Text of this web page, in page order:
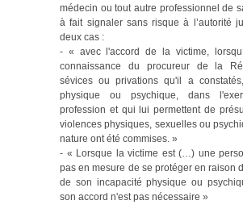
médecin ou tout autre professionnel de
à fait signaler sans risque à l’autorité
deux cas :
- « avec l'accord de la victime,
connaissance du procureur de la
sévices ou privations qu'il a
physique ou psychique, dans
profession et qui lui permettent de
violences physiques, sexuelles ou
nature ont été commises. »
- « Lorsque la victime est (…) une
pas en mesure de se protéger en raison
de son incapacité physique ou
son accord n'est pas nécessaire »